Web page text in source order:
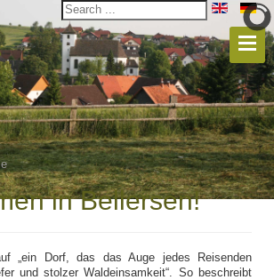
in Bellersen!
„ein Dorf, das das Auge jedes Reisenden
und stolzer Waldeinsamkeit“. So beschreibt